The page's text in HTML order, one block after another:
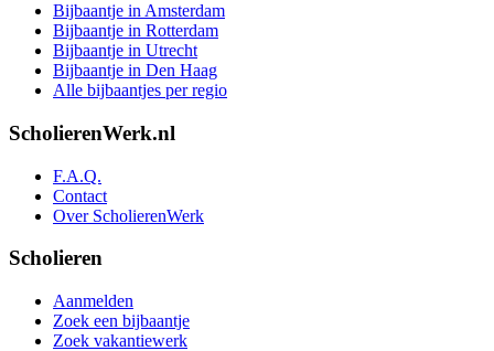
Bijbaantje in Amsterdam
Bijbaantje in Rotterdam
Bijbaantje in Utrecht
Bijbaantje in Den Haag
Alle bijbaantjes per regio
ScholierenWerk.nl
F.A.Q.
Contact
Over ScholierenWerk
Scholieren
Aanmelden
Zoek een bijbaantje
Zoek vakantiewerk